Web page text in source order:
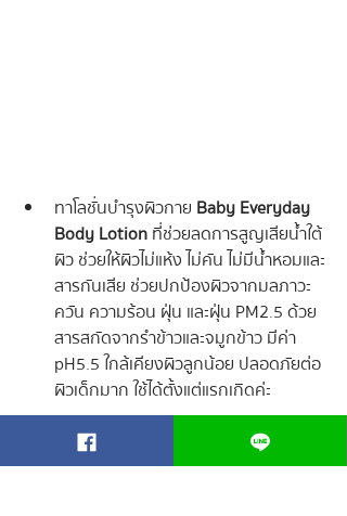
ทาโลชั่นบำรุงผิวกาย Baby Everyday
Body Lotion ที่ช่วยลดการสูญเสียน้ำใต้
ผิว ช่วยให้ผิวไม่แห้ง ไม่คัน ไม่มีน้ำหอมและ
สารกันเสีย ช่วยปกป้องผิวจากมลภาวะ
ควัน ความร้อน ฝุ่น และฝุ่น PM2.5 ด้วย
สารสกัดจากรําข้าวและจมูกข้าว มีค่า
pH5.5 ใกล้เคียงผิวลูกน้อย ปลอดภัยต่อ
ผิวเด็กมาก ใช้ได้ตั้งแต่แรกเกิดค่ะ
การบำรุงผิวลูกให้ได้รับความชุ่มชื้นอยู่เสมอ
เป็นสิ่งสำคัญมากนะคะ ผิวที่ชุ่มชื้นเพียงพอจะ